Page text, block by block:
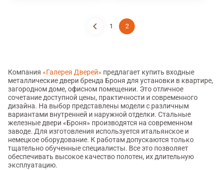
1 2
Компания «Галерея Дверей» предлагает купить входные
металлические двери бренда Броня для установки в квартире,
загородном доме, офисном помещении. Это отличное
сочетание доступной цены, практичности и современного
дизайна. На выбор представлены модели с различным
вариантами внутренней и наружной отделки. Стальные
железные двери «Броня» производятся на современном
заводе. Для изготовления используется итальянское и
немецкое оборудование. К работам допускаются только
тщательно обученные специалисты. Все это позволяет
обеспечивать высокое качество полотен, их длительную
эксплуатацию.